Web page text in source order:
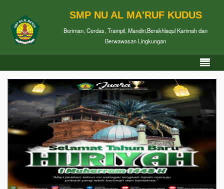
SMP NU AL MA'RUF KUDUS
Beriman, Cerdas, Trampil, Mandiri,Berakhlaqul Karimah dan
Berwawasan Lingkungan